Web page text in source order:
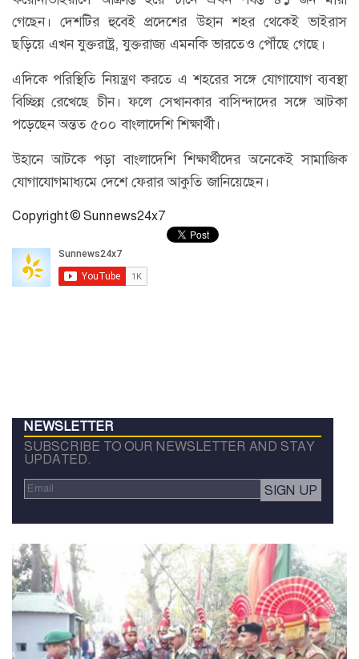
গেছেন। দেশটির হুবেই প্রদেশের উহান শহর থেকেই ভাইরাস
ছড়িয়ে এখন যুক্তরাষ্ট্র, যুক্তরাজ্য এমনকি ভারতেও পৌঁছে গেছে।
এদিকে পরিস্থিতি নিয়ন্ত্রণ করতে এ শহরের সঙ্গে যোগাযোগ ব্যবস্থা
বিচ্ছিন্ন রেখেছে চীন। ফলে সেখানকার বাসিন্দাদের সঙ্গে আটকা
পড়েছেন অন্তত ৫০০ বাংলাদেশি শিক্ষার্থী।
উহানে আটকে পড়া বাংলাদেশি শিক্ষার্থীদের অনেকেই সামাজিক
যোগাযোগমাধ্যমে দেশে ফেরার আকুতি জানিয়েছেন।
Copyright © Sunnews24x7
NEWSLETTER
SUBSCRIBE TO OUR NEWSLETTER AND STAY
UPDATED.